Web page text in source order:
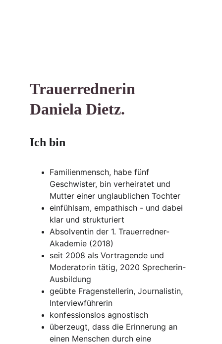
Trauerrednerin
Daniela Dietz.
Ich bin
Familienmensch, habe fünf
Geschwister, bin verheiratet und
Mutter einer unglaublichen Tochter
einfühlsam, empathisch - und dabei
klar und strukturiert
Absolventin der 1. Trauerredner-
Akademie (2018)
seit 2008 als Vortragende und
Moderatorin tätig, 2020 Sprecherin-
Ausbildung
geübte Fragenstellerin, Journalistin,
Interviewführerin
konfessionslos agnostisch
überzeugt, dass die Erinnerung an
einen Menschen durch eine